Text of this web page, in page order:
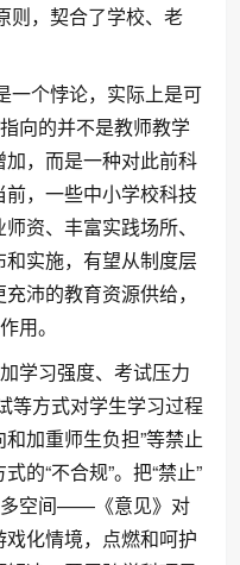
则，契合了学校、老
一个悖论，实际上是可
向的并不是教师教学
，而是一种对此前科
，一些中小学校科技
资、丰富实践场所、
实施，有望从制度层
沛的教育资源供给，
用。
学习强度、考试压力
等方式对学生学习过程
加重师生负担”等禁止
的“不合规”。把“禁止”
多空间——《意见》对
化情境，点燃和呵护